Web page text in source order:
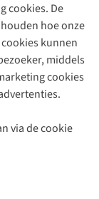
cookies. De
hoe onze
kunnen
middels
cookies
via de cookie